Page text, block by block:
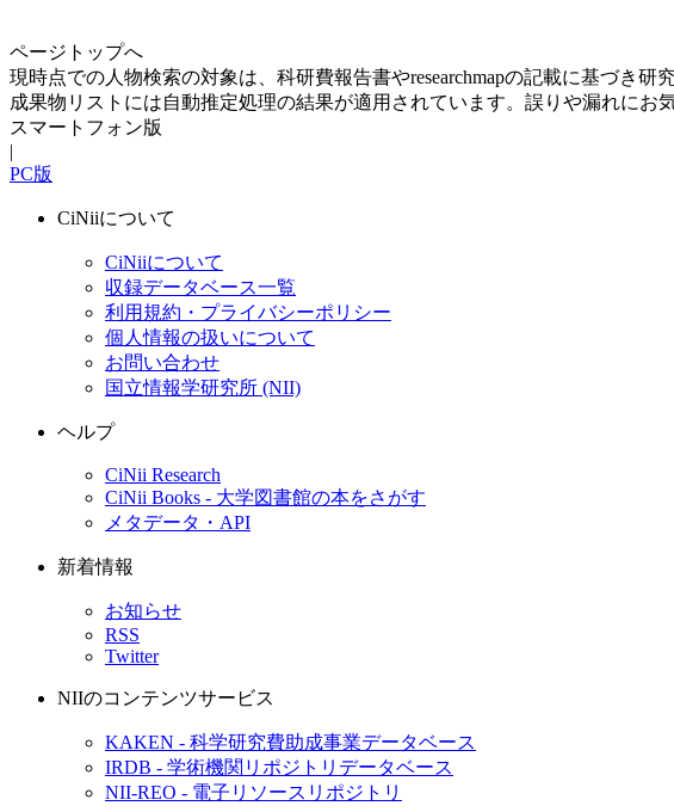
ページトップへ
現時点での人物検索の対象は、科研費報告書やresearchmapの記載に基づき研
成果物リストには自動推定処理の結果が適用されています。誤りや漏れにお
スマートフォン版
|
PC版
CiNiiについて
CiNiiについて
収録データベース一覧
利用規約・プライバシーポリシー
個人情報の扱いについて
お問い合わせ
国立情報学研究所 (NII)
ヘルプ
CiNii Research
CiNii Books - 大学図書館の本をさがす
メタデータ・API
新着情報
お知らせ
RSS
Twitter
NIIのコンテンツサービス
KAKEN - 科学研究費助成事業データベース
IRDB - 学術機関リポジトリデータベース
NII-REO - 電子リソースリポジトリ